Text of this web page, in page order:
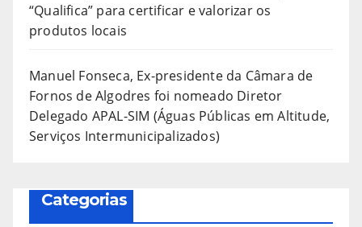
“Qualifica” para certificar e valorizar os
produtos locais
Manuel Fonseca, Ex-presidente da Câmara de
Fornos de Algodres foi nomeado Diretor
Delegado APAL-SIM (Águas Públicas em Altitude,
Serviços Intermunicipalizados)
Categorias